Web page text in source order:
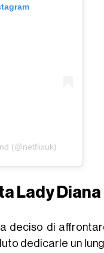
(@netflixuk)
Lady Diana
deciso di
dedicarle un